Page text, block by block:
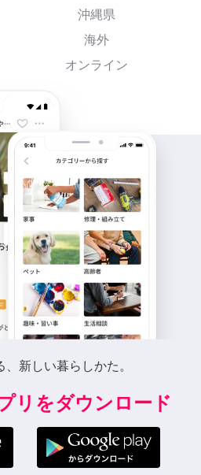
沖縄県
海外
オンライン
新しい暮らしかた。
リをダウンロード